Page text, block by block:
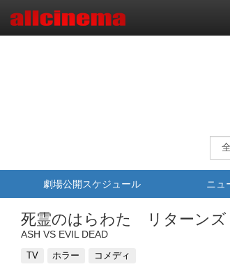
劇場公開スケジュール ニュ
死霊のはらわた リターン
ASH VS EVIL DEAD
TV ホラー コメディ